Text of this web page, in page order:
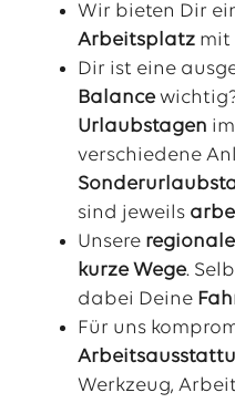
Wir bieten Dir
Arbeitsplatz mit
Dir ist eine
Balance
Urlaubstagen
verschiedene
sind jeweils
Unsere
kurze Wege.
dabei Deine
Für uns
Werkzeug,